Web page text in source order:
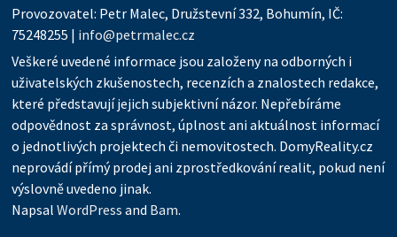
Provozovatel: Petr Malec, Družstevní 332, Bohumín, IČ:
75248255 | info@petrmalec.cz
Veškeré uvedené informace jsou založeny na odborných i
uživatelských zkušenostech, recenzích a znalostech redakce,
které představují jejich subjektivní názor. Nepřebíráme
odpovědnost za správnost, úplnost ani aktuálnost informací
o jednotlivých projektech či nemovitostech. DomyReality.cz
neprovádí přímý prodej ani zprostředkování realit, pokud není
výslovně uvedeno jinak.
Napsal WordPress and Bam.